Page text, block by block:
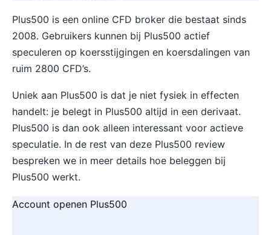
Plus500 is een online CFD broker die bestaat sinds
2008. Gebruikers kunnen bij Plus500 actief
speculeren op koersstijgingen en koersdalingen van
ruim 2800 CFD’s.
Uniek aan Plus500 is dat je niet fysiek in effecten
handelt: je belegt in Plus500 altijd in een derivaat.
Plus500 is dan ook alleen interessant voor actieve
speculatie. In de rest van deze Plus500 review
bespreken we in meer details hoe beleggen bij
Plus500 werkt.
Account openen Plus500